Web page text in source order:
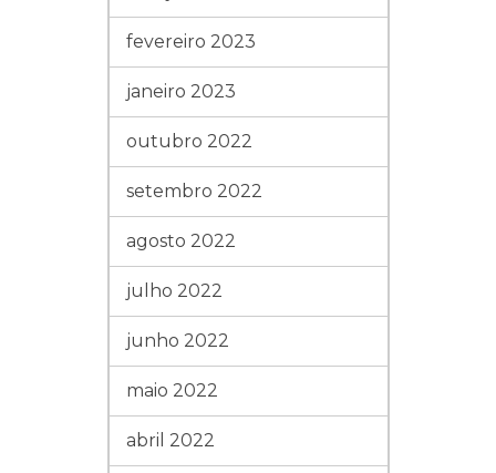
fevereiro 2023
janeiro 2023
outubro 2022
setembro 2022
agosto 2022
julho 2022
junho 2022
maio 2022
abril 2022